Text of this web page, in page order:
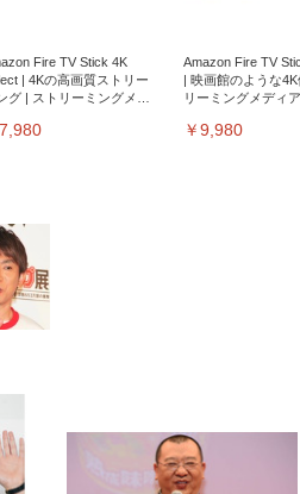
Fire TV Stick 4K
| 4Kの高画質ストリー
グ | ストリーミングメデ
Amazon Fire TV
| 映画館のような
リーミングメディ
￥9,980
ア 疲れない テレワーク
ア 強化バックレスト 30
ッキング機能 人間工学 椅
腰サポート 90度跳ね上げ
チェア 疲れない テ
チェア 強化バック
ロッキング機能 人
腰サポート 90度跳
￥7,680
品】27"ゲーミングモ
CFI-ZDM1J）
ニター フル
HD（1920×1080）VA 非光
沢 HDMI/DisplayPort/VGA
スピーカー内蔵 高さ調整
￥15,800
L 中型犬用 26枚入り 単品
ック) 【
Smart Basic アイリ
ペットシーツ 超厚
ワイド 100枚入 (x
￥3,670